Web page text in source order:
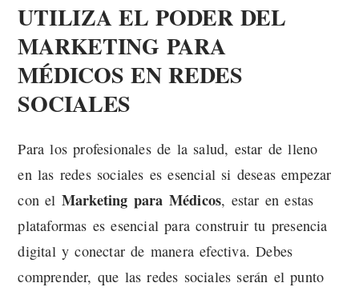
UTILIZA EL PODER DEL
MARKETING PARA
MÉDICOS EN REDES
SOCIALES
Para los profesionales de la salud, estar de lleno
en las redes sociales es esencial si deseas empezar
con el Marketing para Médicos, estar en estas
plataformas es esencial para construir tu presencia
digital y conectar de manera efectiva. Debes
comprender, que las redes sociales serán el punto